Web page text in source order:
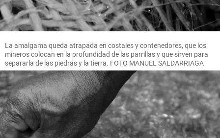
La amalgama queda atrapada en costales y contenedores, que los
mineros colocan en la profundidad de las parrillas y que sirven para
separarla de las piedras y la tierra. FOTO MANUEL SALDARRIAGA